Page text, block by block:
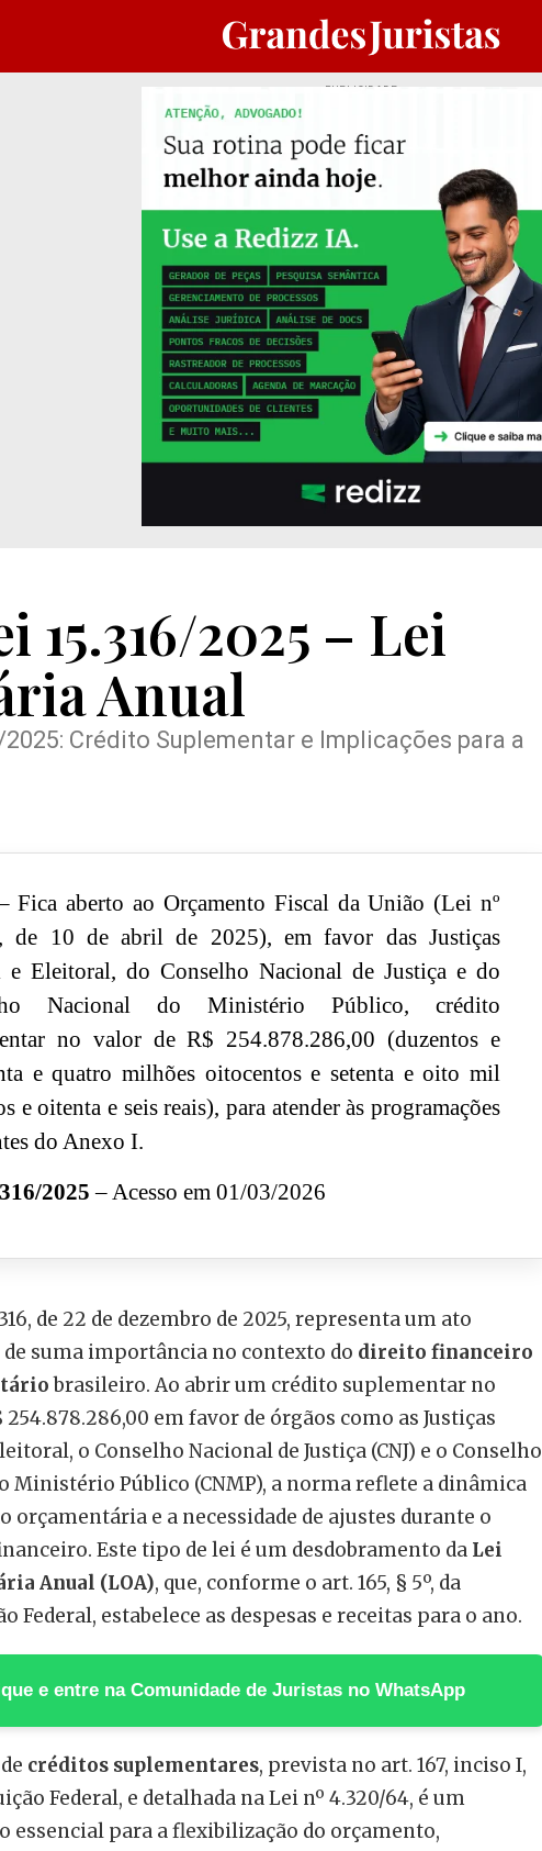
PUBLICIDADE
15.316/2025 – Lei
Anual
Crédito Suplementar e Implicações para a
Fica aberto ao Orçamento Fiscal da União (Lei nº
de 10 de abril de 2025), em favor das Justiças
e Eleitoral, do Conselho Nacional de Justiça e do
Nacional do Ministério Público, crédito
no valor de R$ 254.878.286,00 (duzentos e
e quatro milhões oitocentos e setenta e oito mil
e oitenta e seis reais), para atender às programações
do Anexo I.
2025 – Acesso em 01/03/2026
de 22 de dezembro de 2025, representa um ato
suma importância no contexto do direito financeiro
brasileiro. Ao abrir um crédito suplementar no
254.878.286,00 em favor de órgãos como as Justiças
o Conselho Nacional de Justiça (CNJ) e o Conselho
Ministério Público (CNMP), a norma reflete a dinâmica
orçamentária e a necessidade de ajustes durante o
Este tipo de lei é um desdobramento da Lei
Anual (LOA), que, conforme o art. 165, § 5º, da
Federal, estabelece as despesas e receitas para o ano.
e entre na Comunidade de Juristas no WhatsApp
créditos suplementares, prevista no art. 167, inciso I,
Federal, e detalhada na Lei nº 4.320/64, é um
essencial para a flexibilização do orçamento,